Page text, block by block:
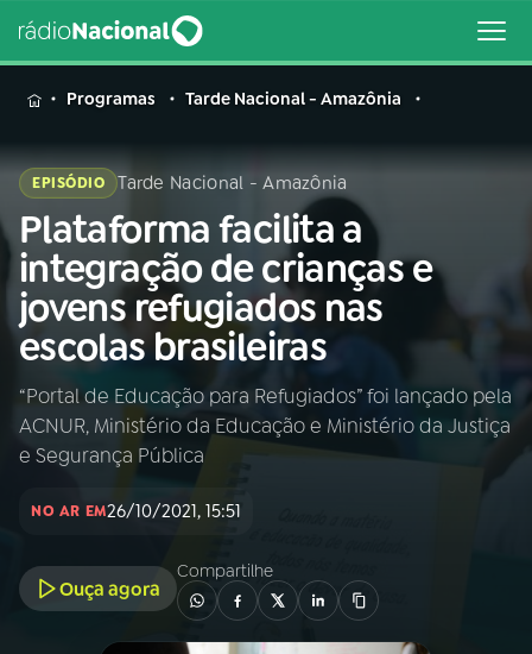
MENU
Buscar
na
Rádio
Nacional
Buscar
AO VIVO
01 INÍCIO
02A RÁDIO
03PROGRAMAÇÃO
Programas Tarde Nacional - Amazônia
EPISÓDIO Tarde Nacional - Amazônia
Plataforma facilita a
integração de crianças e
jovens refugiados nas
escolas brasileiras
“Portal de Educação para Refugiados” foi lançado pela
ACNUR, Ministério da Educação e Ministério da Justiça
e Segurança Pública
NO AR EM26/10/2021, 15:51
Ouça agora
Compartilhe